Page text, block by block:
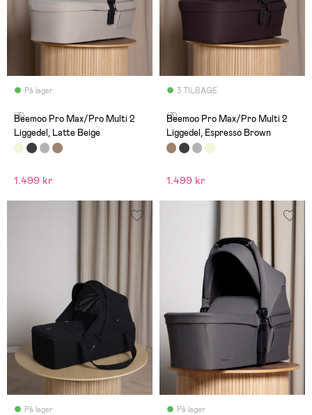
På lager
(3)
Beemoo Pro Max/Pro Multi 2
Liggedel, Latte Beige
1.499 kr
3 TILBAGE
(3)
Beemoo Pro Max/Pro Multi 2
Liggedel, Espresso Brown
1.499 kr
På lager På lager